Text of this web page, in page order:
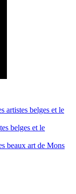
artistes belges et le
belges et le
beaux art de Mons